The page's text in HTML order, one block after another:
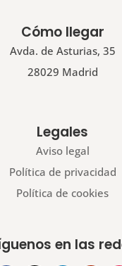
Cómo llegar
Avda. de Asturias, 35
28029 Madrid
Legales
Aviso legal
Política de privacidad
Política de cookies
en las